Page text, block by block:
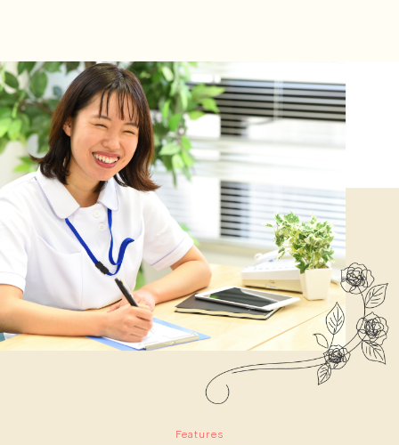
Features